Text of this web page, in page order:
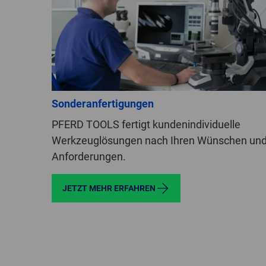
Sonderanfertigungen
PFERD TOOLS fertigt kundenindividuelle
Werkzeuglösungen nach Ihren Wünschen
Anforderungen.
JETZT MEHR ERFAHREN